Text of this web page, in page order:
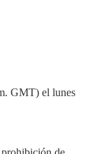
GMT) el lunes